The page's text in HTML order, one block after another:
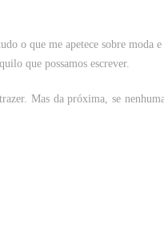
o que me apetece sobre moda
que possamos escrever.
Mas da próxima, se